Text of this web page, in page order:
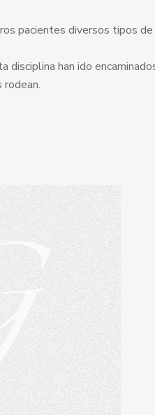
pacientes diversos tipos
han ido